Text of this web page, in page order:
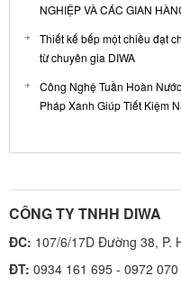
NGHIỆP VÀ CÁC GIAN
Thiết kế bếp một chiều đạt
từ chuyên gia DIWA
Công Nghệ Tuần Hoàn
Pháp Xanh Giúp Tiết Kiệm
CÔNG TY TNHH DIWA
ĐC: 107/6/17D Đường 38, P.
ĐT: 0934 161 695 - 0972 070